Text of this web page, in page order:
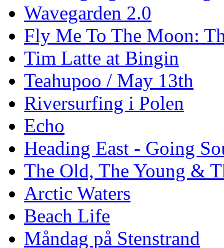
Wavegarden 2.0
Fly Me To The Moon:
Tim Latte at Bingin
Teahupoo / May 13th
Riversurfing i Polen
Echo
Heading East - Going
The Old, The Young &
Arctic Waters
Beach Life
Måndag på Stenstrand